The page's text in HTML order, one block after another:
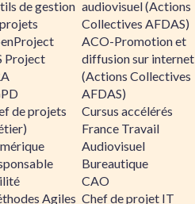
de gestion
Project
de projets
Agiles
audiovisuel (Actions
Collectives AFDAS)
ACO-Promotion et
diffusion sur internet
(Actions Collectives
AFDAS)
Cursus accélérés
France Travail
Audiovisuel
Bureautique
CAO
Chef de projet IT